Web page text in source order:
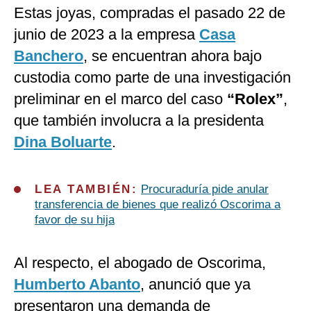
Estas joyas, compradas el pasado 22 de
junio de 2023 a la empresa Casa
Banchero, se encuentran ahora bajo
custodia como parte de una investigación
preliminar en el marco del caso “Rolex”,
que también involucra a la presidenta
Dina Boluarte.
LEA TAMBIÉN:
Procuraduría pide anular
transferencia de bienes que realizó Oscorima a
favor de su hija
Al respecto, el abogado de Oscorima,
Humberto Abanto, anunció que ya
presentaron una demanda de